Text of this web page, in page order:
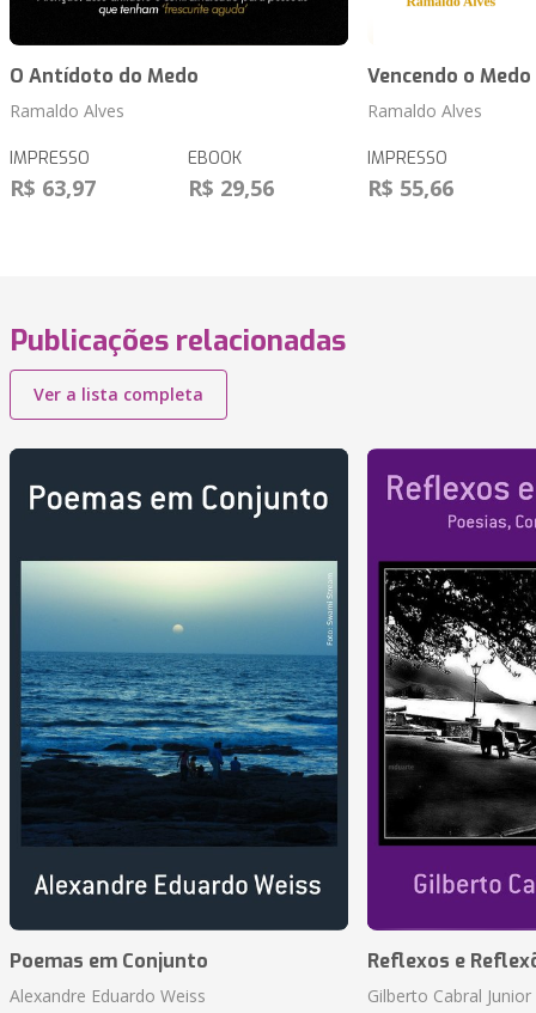
O Antídoto do Medo
Ramaldo Alves
IMPRESSO
R$ 63,97
EBOOK
R$ 29,56
Vencendo o Medo
Ramaldo Alves
IMPRESSO
R$ 55,66
Publicações relacionadas
Ver a lista completa
Poemas em Conjunto
Alexandre Eduardo Weiss
Reflexos e
Gilberto Cabral Junior